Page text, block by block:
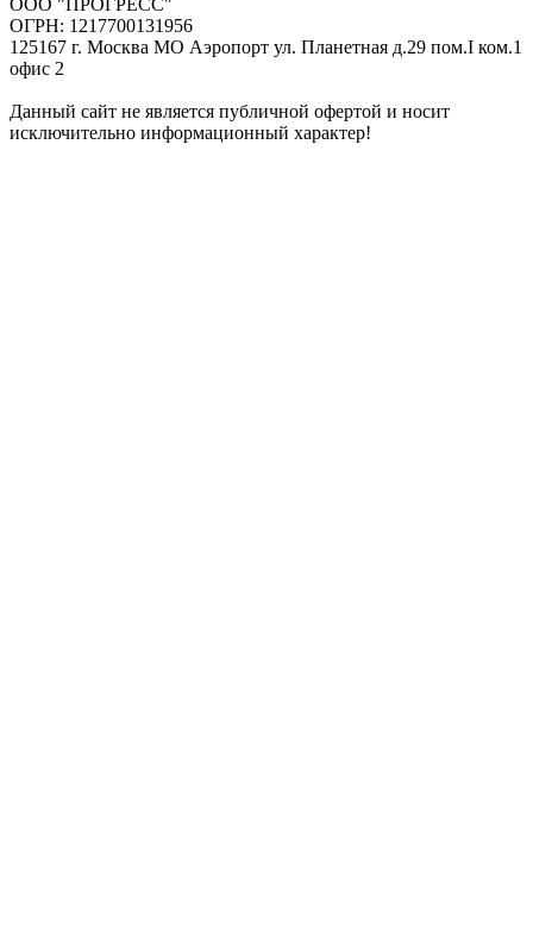
ООО "ПРОГРЕСС"
ОГРН: 1217700131956
125167 г. Москва МО Аэропорт ул. Планетная д.29 пом.I ком.1
офис 2
Данный сайт не является публичной офертой и носит
исключительно информационный характер!